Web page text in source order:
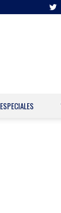
ESPECIALES